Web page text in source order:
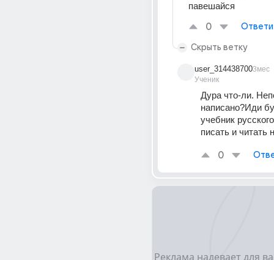
павешайся
0
Скрыть ветку
user_314438700
Ученик
3мес
Дура что-ли.
написано?Иди
учебник
писать и читать
0